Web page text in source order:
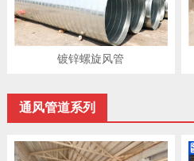
镀锌螺旋风管
通风管道系列